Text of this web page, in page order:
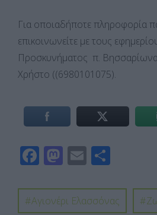
Για οποιαδήποτε πληροφορία
επικοινωνείτε με τους
Προσκυνήματος π.
Χρήστο ((6980101075).
F
e
M
to
E
ail ρ
Αγιονέρι Ελασσόνας